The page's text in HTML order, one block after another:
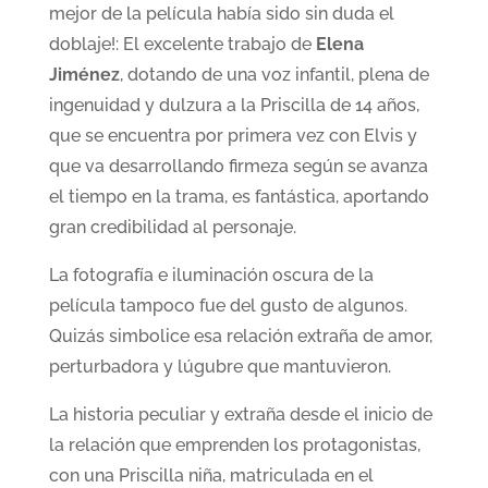
mejor de la película había sido sin duda el
doblaje!: El excelente trabajo de Elena
Jiménez, dotando de una voz infantil, plena de
ingenuidad y dulzura a la Priscilla de 14 años,
que se encuentra por primera vez con Elvis y
que va desarrollando firmeza según se avanza
el tiempo en la trama, es fantástica, aportando
gran credibilidad al personaje.
La fotografía e iluminación oscura de la
película tampoco fue del gusto de algunos.
Quizás simbolice esa relación extraña de amor,
perturbadora y lúgubre que mantuvieron.
La historia peculiar y extraña desde el inicio de
la relación que emprenden los protagonistas,
con una Priscilla niña, matriculada en el